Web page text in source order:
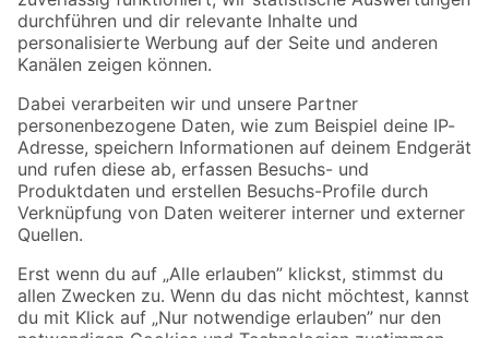
Folge uns
Zahlungsarten Versandarten
Sicher einkaufen
Jetzt die toom-App herunterladen